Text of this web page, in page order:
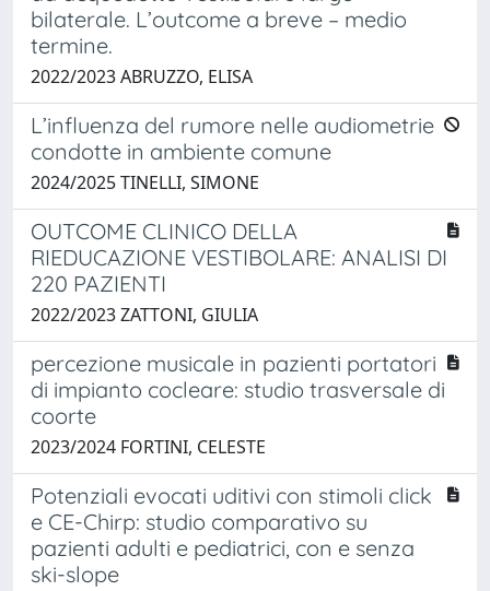
bilaterale. L’outcome a breve – medio
termine.
2022/2023 ABRUZZO, ELISA
L’influenza del rumore nelle audiometrie
condotte in ambiente comune
2024/2025 TINELLI, SIMONE
OUTCOME CLINICO DELLA
RIEDUCAZIONE VESTIBOLARE: ANALISI DI
220 PAZIENTI
2022/2023 ZATTONI, GIULIA
percezione musicale in pazienti portatori
di impianto cocleare: studio trasversale di
coorte
2023/2024 FORTINI, CELESTE
Potenziali evocati uditivi con stimoli click
e CE-Chirp: studio comparativo su
pazienti adulti e pediatrici, con e senza
ski-slope